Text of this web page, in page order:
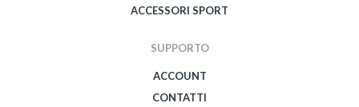
ACCESSORI SPORT
SUPPORTO
ACCOUNT
CONTATTI